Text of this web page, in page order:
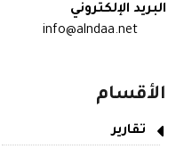
البريد الإلكتروني
info@alndaa.net
الأقسام
تقارير